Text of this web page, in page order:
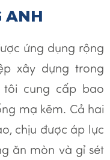
ANH
ứng dụng rộng
xây dựng trong
tôi cung cấp bao
mạ kẽm. Cả hai
chịu được áp lực
ăn mòn và gỉ sét